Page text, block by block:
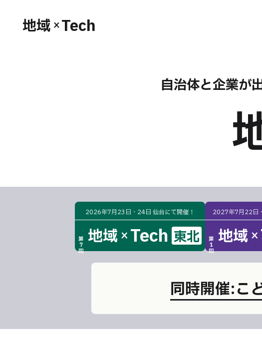
地域 × Tech
自治体と企業が
2026年7月23日・24日 仙台にて開催！
第
7
回
地域 × Tech 東北
2027年7月22日
第
1
回
地域 ×
同時開催:こ